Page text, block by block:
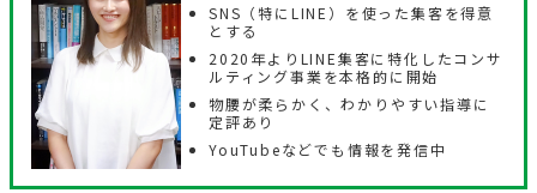
SNS（特にLINE）を使った集客を得意
とする
2020年よりLINE集客に特化したコンサ
ルティング事業を本格的に開始
物腰が柔らかく、わかりやすい指導に
定評あり
YouTubeなどでも情報を発信中